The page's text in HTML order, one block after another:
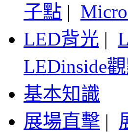
子點 |
LED背光 |
LEDinside
基本知識
展場直擊 |